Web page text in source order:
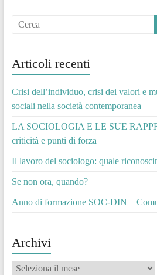
Articoli recenti
Crisi dell’individuo, crisi dei valori e
sociali nella società contemporanea
LA SOCIOLOGIA E LE SUE
criticità e punti di forza
Il lavoro del sociologo: quale
Se non ora, quando?
Anno di formazione SOC-DIN –
Archivi
Archivi